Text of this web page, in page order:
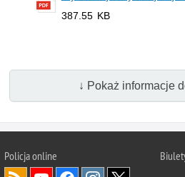
387.55 KB
↓ Pokaż informacje
Policja online